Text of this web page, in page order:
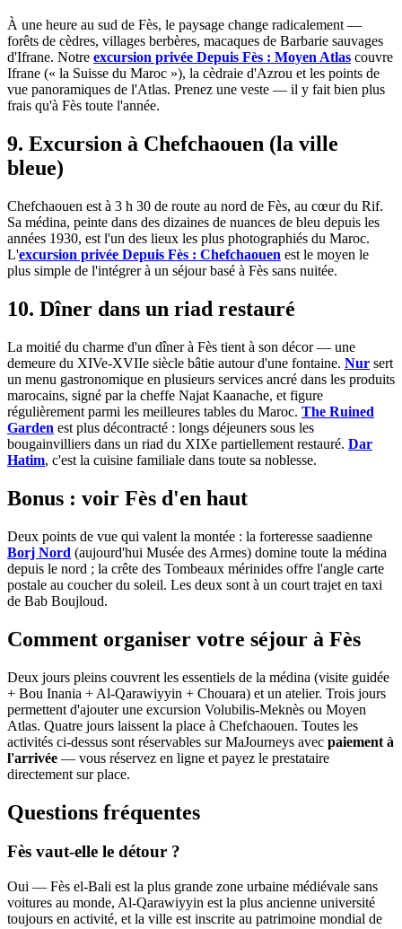
À une heure au sud de Fès, le paysage change radicalement —
forêts de cèdres, villages berbères, macaques de Barbarie sauvages
d'Ifrane. Notre excursion privée Depuis Fès : Moyen Atlas couvre
Ifrane (« la Suisse du Maroc »), la cèdraie d'Azrou et les points de
vue panoramiques de l'Atlas. Prenez une veste — il y fait bien plus
frais qu'à Fès toute l'année.
9. Excursion à Chefchaouen (la ville
bleue)
Chefchaouen est à 3 h 30 de route au nord de Fès, au cœur du Rif.
Sa médina, peinte dans des dizaines de nuances de bleu depuis les
années 1930, est l'un des lieux les plus photographiés du Maroc.
L'excursion privée Depuis Fès : Chefchaouen est le moyen le
plus simple de l'intégrer à un séjour basé à Fès sans nuitée.
10. Dîner dans un riad restauré
La moitié du charme d'un dîner à Fès tient à son décor — une
demeure du XIVe-XVIIe siècle bâtie autour d'une fontaine. Nur sert
un menu gastronomique en plusieurs services ancré dans les produits
marocains, signé par la cheffe Najat Kaanache, et figure
régulièrement parmi les meilleures tables du Maroc. The Ruined
Garden est plus décontracté : longs déjeuners sous les
bougainvilliers dans un riad du XIXe partiellement restauré. Dar
Hatim, c'est la cuisine familiale dans toute sa noblesse.
Bonus : voir Fès d'en haut
Deux points de vue qui valent la montée : la forteresse saadienne
Borj Nord (aujourd'hui Musée des Armes) domine toute la médina
depuis le nord ; la crête des Tombeaux mérinides offre l'angle carte
postale au coucher du soleil. Les deux sont à un court trajet en taxi
de Bab Boujloud.
Comment organiser votre séjour à Fès
Deux jours pleins couvrent les essentiels de la médina (visite guidée
+ Bou Inania + Al-Qarawiyyin + Chouara) et un atelier. Trois jours
permettent d'ajouter une excursion Volubilis-Meknès ou Moyen
Atlas. Quatre jours laissent la place à Chefchaouen. Toutes les
activités ci-dessus sont réservables sur MaJourneys avec paiement à
l'arrivée — vous réservez en ligne et payez le prestataire
directement sur place.
Questions fréquentes
Fès vaut-elle le détour ?
Oui — Fès el-Bali est la plus grande zone urbaine médiévale sans
voitures au monde, Al-Qarawiyyin est la plus ancienne université
toujours en activité, et la ville est inscrite au patrimoine mondial de